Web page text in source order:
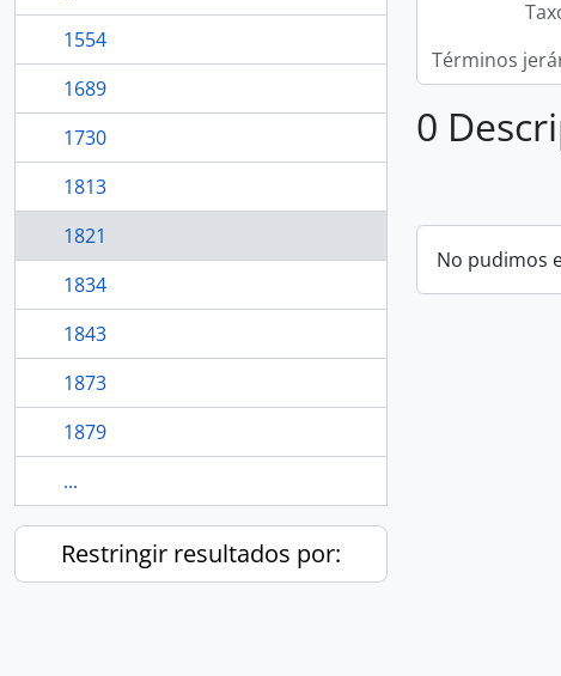
1554
1689
1730
1813
1821
1834
1843
1873
1879
...
Restringir resultados por:
Términos
0
No pudimos